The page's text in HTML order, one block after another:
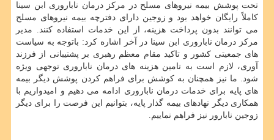
تحت پوشش بیمه نیروهای مسلح در مرکز درمان ناباروری ابن سینا
کاملاً رایگان خواهد بود و زوجین دارای دفترچه بیمه نیروهای مسلح
می توانند بدون پرداخت هزینه، از این خدمات استفاده کنند. مدیر
مرکز درمان ناباروری ابن سینا در آخر اشاره کرد: باتوجه به سیاست
های جمعیتی کشور و تاکید مقام معظم رهبری بر پشتیبانی از فرزند
آوری، لازم است به تامین هزینه های درمان ناباروری توجهی ویژه
شود. ما نیز همچنان به کوشش برای فراهم کردن پوشش دیگر بیمه
های پایه برای خدمات درمان ناباروری ادامه می دهیم و امیدواریم با
همکاری دیگر نهادهای بیمه گذار پایه، بتوانیم این فرصت را برای دیگر
زوجین نابارور نیز فراهم نماییم.